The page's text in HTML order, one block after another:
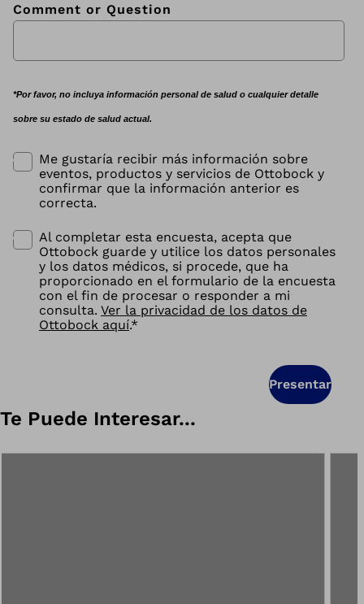
Comment or Question
*Por favor, no incluya información personal de salud o cualquier detalle
sobre su estado de salud actual.
Me gustaría recibir más información sobre
eventos, productos y servicios de Ottobock y
confirmar que la información anterior es
correcta.
Al completar esta encuesta, acepta que
Ottobock guarde y utilice los datos personales
y los datos médicos, si procede, que ha
proporcionado en el formulario de la encuesta
con el fin de procesar o responder a mi
consulta. Ver la privacidad de los datos de
Ottobock aquí.*
Presentar
Te Puede Interesar...